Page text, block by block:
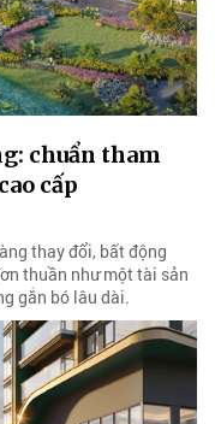
chuẩn tham
cấp
thay đổi, bất động
thuần như một tài sản
gắn bó lâu dài.